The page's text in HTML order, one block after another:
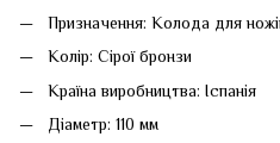
Призначення: Колода для
Колір: Сірої бронзи
Країна виробництва: Іспанія
Діаметр: 110 мм